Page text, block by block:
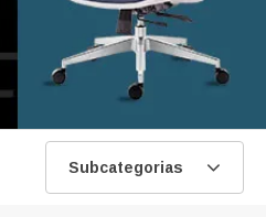
Subcategorias